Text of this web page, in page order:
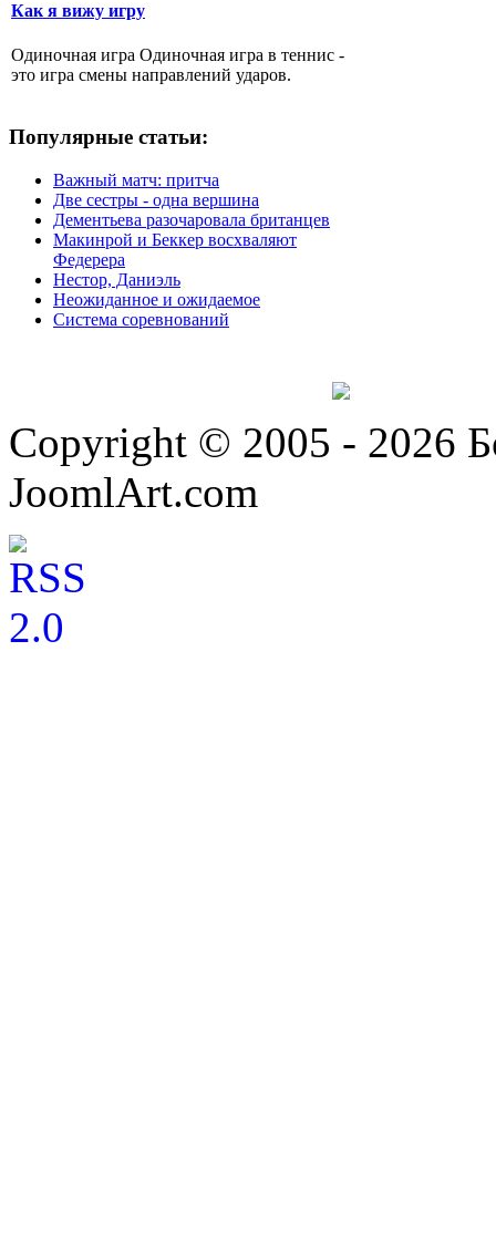
Как я вижу игру
Одиночная игра Одиночная игра в теннис -
это игра смены направлений ударов.
Популярные статьи:
Важный матч: притча
Две сестры - одна вершина
Дементьева разочаровала британцев
Макинрой и Беккер восхваляют
Федерера
Нестор, Даниэль
Неожиданное и ожидаемое
Система соревнований
Copyright © 2005 - 2026
JoomlArt.com